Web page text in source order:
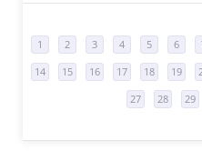
1 2 3 4 5 6
14 15 16 17 18 19
27 28 29